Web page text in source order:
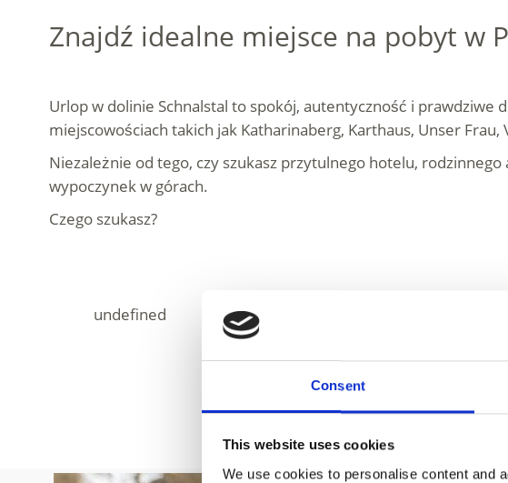
Consent
This website uses cookies
We use cookies to personalise content and
Znajdź idealne miejsce na pobyt w
Urlop w dolinie Schnalstal to spokój, autentyczność i prawdziwe
miejscowościach takich jak Katharinaberg, Karthaus, Unser
Niezależnie od tego, czy szukasz przytulnego hotelu,
wypoczynek w górach.
Czego szukasz?